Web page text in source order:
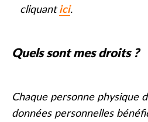
cliquantici.
Quels sont mes droits ?
Chaque personne physique
données personnelles